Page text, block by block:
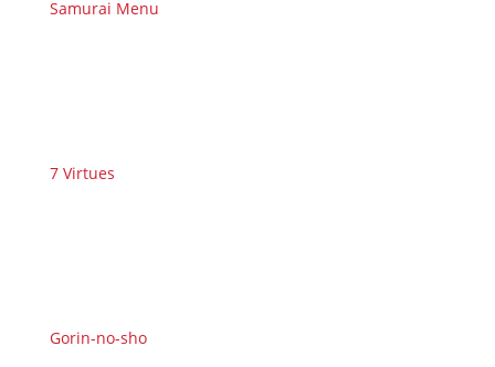
Samurai Menu
7 Virtues
Gorin-no-sho